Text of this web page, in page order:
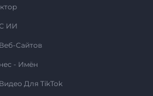
ИИ
Сайтов
- Имён
Для TikTok